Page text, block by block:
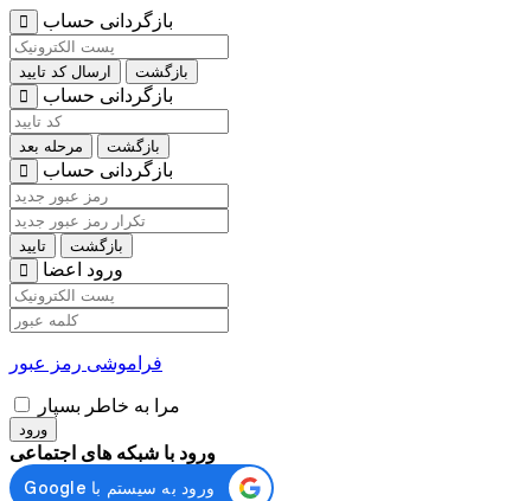
بازگردانی حساب
ارسال کد تایید بازگشت
بازگردانی حساب
مرحله بعد بازگشت
بازگردانی حساب
تایید بازگشت
ورود اعضا
فراموشی رمز عبور
مرا به خاطر بسپار
ورود
ورود با شبکه های اجتماعی